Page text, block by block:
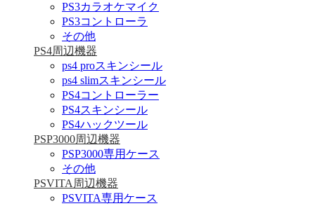
PS3カラオケマイク
PS3コントローラ
その他
PS4周辺機器
ps4 proスキンシール
ps4 slimスキンシール
PS4コントローラー
PS4スキンシール
PS4ハックツール
PSP3000周辺機器
PSP3000専用ケース
その他
PSVITA周辺機器
PSVITA専用ケース